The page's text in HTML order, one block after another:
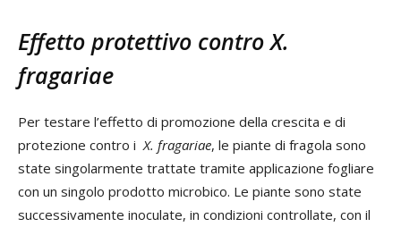
Effetto protettivo controX.
fragariae
Per testare l’effetto di promozione della crescita e di
protezione contro i X. fragariae, le piante di fragola sono
state singolarmente trattate tramite applicazione fogliare
con un singolo prodotto microbico. Le piante sono state
successivamente inoculate, in condizioni controllate, con il